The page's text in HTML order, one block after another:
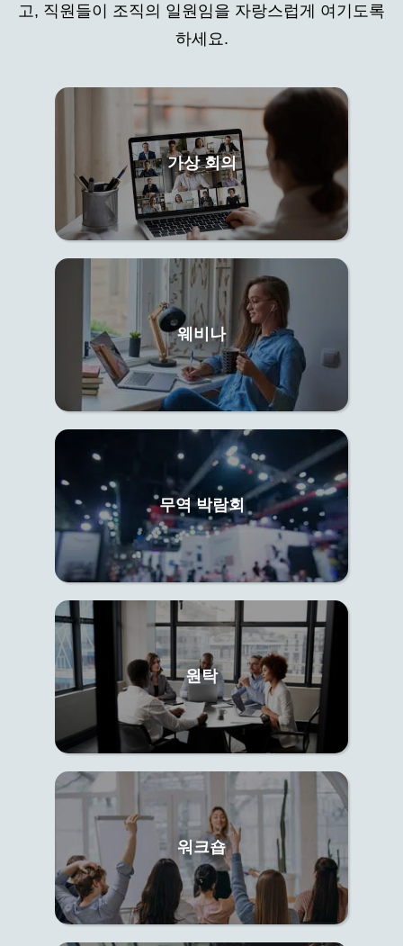
고, 직원들이 조직의 일원임을 자랑스럽게 여기도록
하세요.
가상 회의
웨비나
무역 박람회
원탁
워크숍